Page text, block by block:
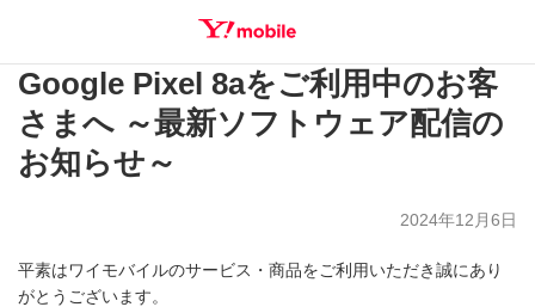
SEARCH
Google Pixel 8aをご利用中のお客
さまへ ～最新ソフトウェア配信の
お知らせ～
2024年12月6日
平素はワイモバイルのサービス・商品をご利用いただき誠にあり
がとうございます。